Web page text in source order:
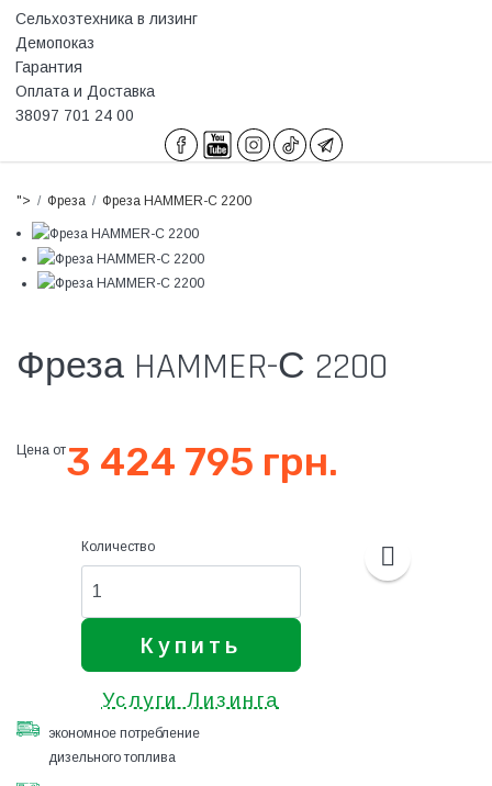
Сельхозтехника в лизинг
Демопоказ
Гарантия
Оплата и Доставка
38097 701 24 00
"> Фреза Фреза HAMMER-С 2200
Фреза HAMMER-С 2200
Цена от3 424 795 грн.
Количество
Купить
Услуги Лизинга
экономное потребление
дизельного топлива